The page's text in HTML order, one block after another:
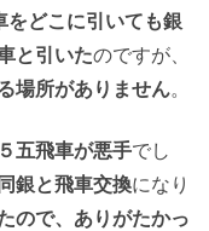
をどこに引いても銀
と引いたのですが、
場所がありません。
五飛車が悪手でし
銀と飛車交換になり
ので、ありがたかっ